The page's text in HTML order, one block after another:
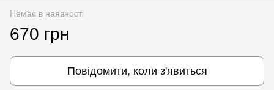
Немає в наявності
670 грн
Повідомити, коли з'явиться